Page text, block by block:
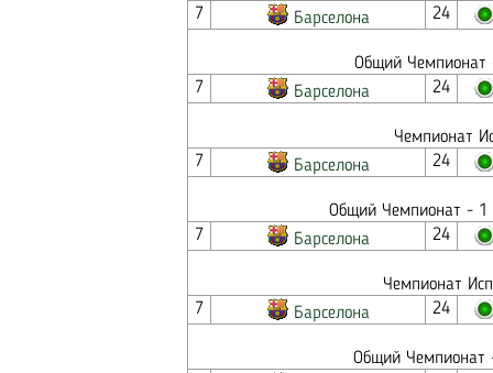
7
Барселона 24
Общий Чемпионат
7
Барселона 24
Чемпионат
7
Барселона 24
Общий Чемпионат - 1
7
Барселона 24
Чемпионат
7
Барселона 24
Общий Чемпионат